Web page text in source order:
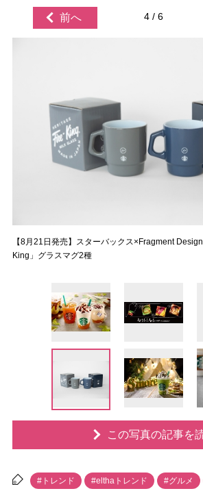
前へ 4 / 6
【8月21日発売】スターバックス×Fragment
King」グラスマグ2種
この写真の記事を
#トレンド #elthaトレンド #グルメ